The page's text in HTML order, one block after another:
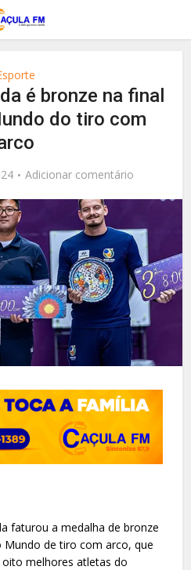
é bronze na final
do tiro com
Adicionar comentário
faturou a medalha de bronze
Mundo de tiro com arco, que
melhores atletas do